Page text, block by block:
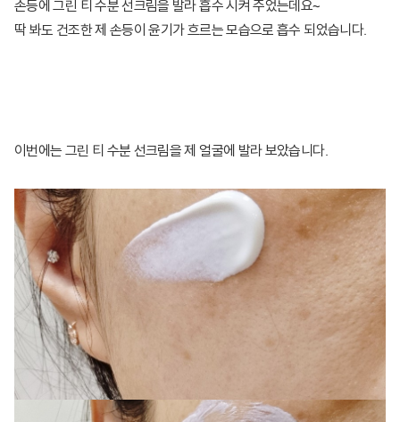
손등에 그린 티 수분 선크림을 발라 흡수 시켜 주었는데요~
딱 봐도 건조한 제 손등이 윤기가 흐르는 모습으로 흡수 되었습니다.
이번에는 그린 티 수분 선크림을 제 얼굴에 발라 보았습니다.